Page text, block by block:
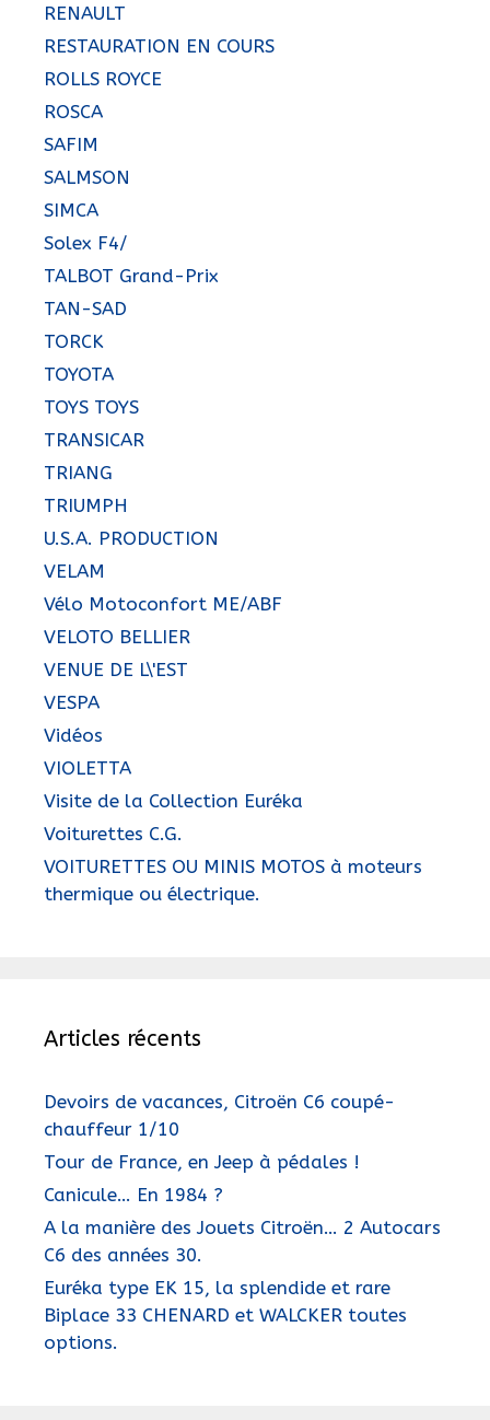
RENAULT
RESTAURATION EN COURS
ROLLS ROYCE
ROSCA
SAFIM
SALMSON
SIMCA
Solex F4/
TALBOT Grand-Prix
TAN-SAD
TORCK
TOYOTA
TOYS TOYS
TRANSICAR
TRIANG
TRIUMPH
U.S.A. PRODUCTION
VELAM
Vélo Motoconfort ME/ABF
VELOTO BELLIER
VENUE DE L\'EST
VESPA
Vidéos
VIOLETTA
Visite de la Collection Euréka
Voiturettes C.G.
VOITURETTES OU MINIS MOTOS à moteurs
thermique ou électrique.
Articles récents
Devoirs de vacances, Citroën C6 coupé-
chauffeur 1/10
Tour de France, en Jeep à pédales !
Canicule… En 1984 ?
A la manière des Jouets Citroën… 2 Autocars
C6 des années 30.
Euréka type EK 15, la splendide et rare
Biplace 33 CHENARD et WALCKER toutes
options.